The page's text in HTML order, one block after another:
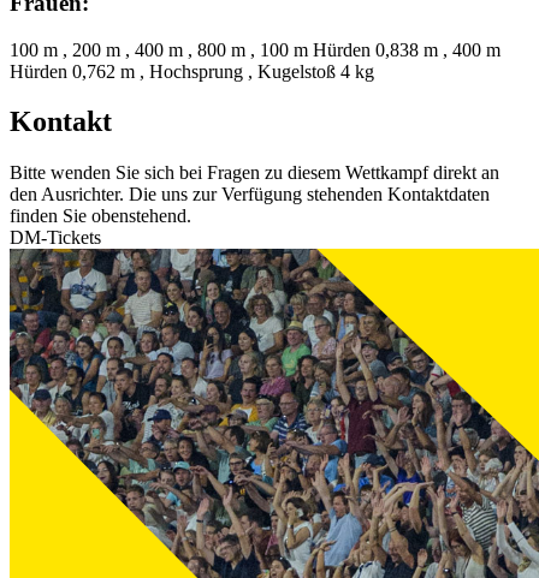
100 m , 200 m , 400 m , 800 m , 100 m Hürden 0,838 m , 400 m
Hürden 0,762 m , Hochsprung , Kugelstoß 4 kg
Kontakt
Bitte wenden Sie sich bei Fragen zu diesem Wettkampf direkt an
den Ausrichter. Die uns zur Verfügung stehenden Kontaktdaten
finden Sie obenstehend.
DM-Tickets